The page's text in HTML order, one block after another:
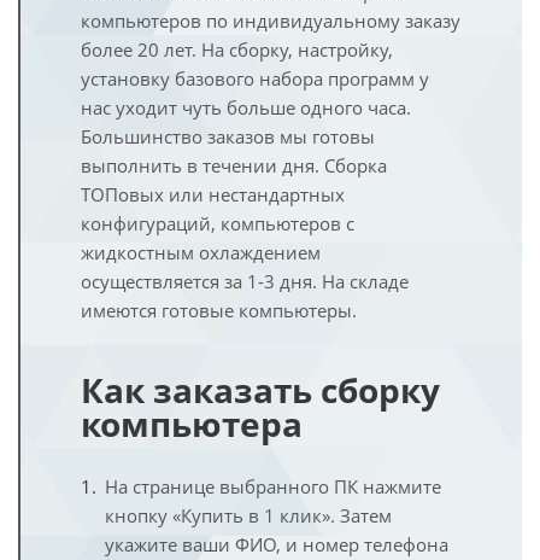
компьютеров по индивидуальному заказу
более 20 лет. На сборку, настройку,
установку базового набора программ у
нас уходит чуть больше одного часа.
Большинство заказов мы готовы
выполнить в течении дня. Сборка
ТОПовых или нестандартных
конфигураций, компьютеров с
жидкостным охлаждением
осуществляется за 1-3 дня. На складе
имеются готовые компьютеры.
Как заказать сборку
компьютера
На странице выбранного ПК нажмите
кнопку «Купить в 1 клик». Затем
укажите ваши ФИО, и номер телефона